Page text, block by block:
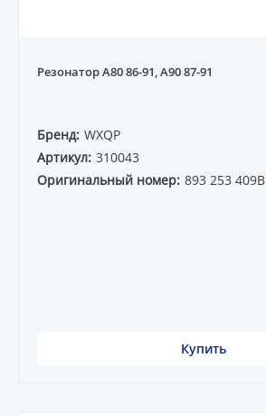
Резонатор A80 86-91, A90 87-91
Бренд: WXQP
Артикул: 310043
Оригинальный номер: 893 253 409B
Купить